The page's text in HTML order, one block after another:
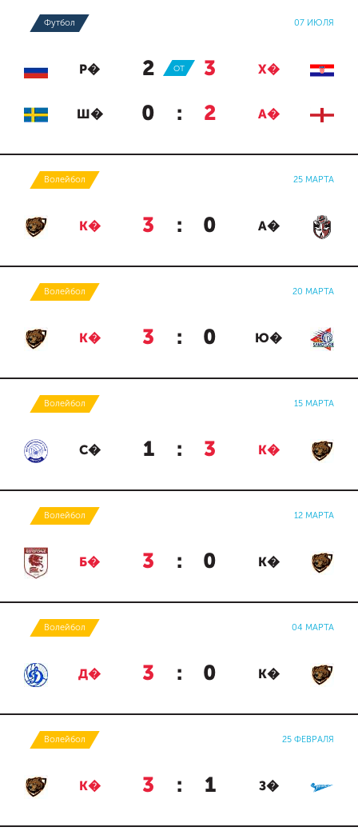
Футбол 07 ИЮЛЯ
Р� 2 : 3 Х�
ОТ
Ш� 0 : 2 А�
Волейбол 25 МАРТА
К� 3 : 0 А�
Волейбол 20 МАРТА
К� 3 : 0 Ю�
Волейбол 15 МАРТА
С� 1 : 3 К�
Волейбол 12 МАРТА
Б� 3 : 0 К�
Волейбол 04 МАРТА
Д� 3 : 0 К�
Волейбол 25 ФЕВРАЛЯ
К� 3 : 1 З�